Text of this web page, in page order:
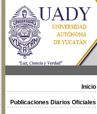
Inicio
Publicaciones Diarios Oficiales